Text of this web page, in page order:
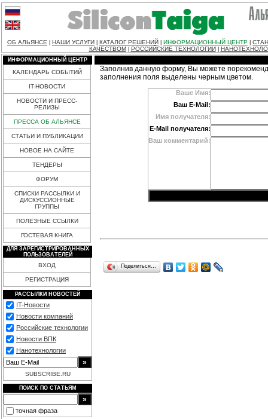
ОБ АЛЬЯНСЕ НАШИ УСЛУГИ КАТАЛОГ РЕШЕНИЙ ИНФОРМАЦИОННЫЙ ЦЕНТР
КАЧЕСТВОМ
РОССИЙСКИЕ ТЕХНОЛОГИИ
ИНФОРМАЦИОННЫЙ ЦЕНТР
КАЛЕНДАРЬ СОБЫТИЙ
IT-НОВОСТИ
НОВОСТИ И ПРЕСС-
РЕЛИЗЫ
ПРЕССА ОБ АЛЬЯНСЕ
СТАТЬИ И ПУБЛИКАЦИИ
НОВОЕ НА САЙТЕ
ТЕНДЕРЫ
ФОРУМ
СПИСКИ РАССЫЛКИ И
ДИСКУССИОННЫЕ
ГРУППЫ
ПОЛЕЗНЫЕ ССЫЛКИ
ГОСТЕВАЯ КНИГА
ДЛЯ ЗАРЕГИСТРИРОВАННЫХ
ПОЛЬЗОВАТЕЛЕЙ
ВХОД
РЕГИСТРАЦИЯ
РАССЫЛКИ НОВОСТЕЙ
IT-Новости
Новости компаний
Российские технологии
Новости ВПК
Нанотехнологии
SUBSCRIBE.RU
ПОИСК ПО СТАТЬЯМ
точная фраза
Заполнив данную форму, Вы можете
заполнения поля выделены черным цветом.
Ваше Имя:
Ваш E-Mail:
Имя получателя:
E-Mail получателя:
Ваш комментарий:
Поделиться…